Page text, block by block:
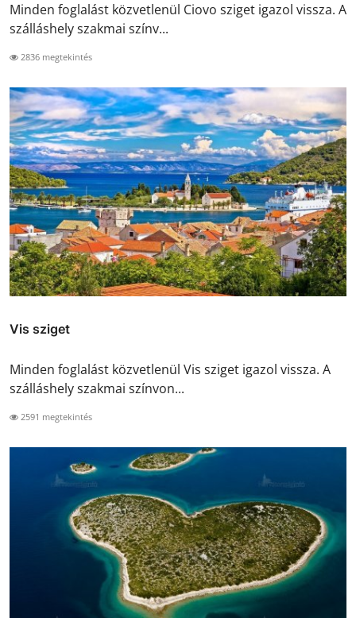
Minden foglalást közvetlenül Ciovo sziget igazol vissza. A
szálláshely szakmai színv...
2836 megtekintés
Vis sziget
Minden foglalást közvetlenül Vis sziget igazol vissza. A
szálláshely szakmai színvon...
2591 megtekintés